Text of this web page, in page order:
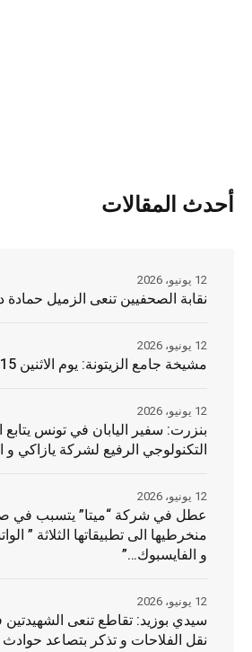
أحدث المقالات
نقابة الصحفيين تنعى الزميل حمادة
12 يونيو، 2026
مشيخة جامع الزيتونة: يوم الاثنين 15 جوان ليس عطلة
12 يونيو، 2026
بنزرت: سفير اليابان في تونس
التكنولوجي الرفيع لشركة يازاكي و
12 يونيو، 2026
عطل في شركة “ميتا” يتسبب في
منخرطيها الى تطبيقاتها الثلاثة ”
و الفايسبوك…”
12 يونيو، 2026
سيدي بوزيد: تقاطع تنعى الشهيدتين
نقل الفلاحات و تذكر بتصاعد
12 يونيو، 2026